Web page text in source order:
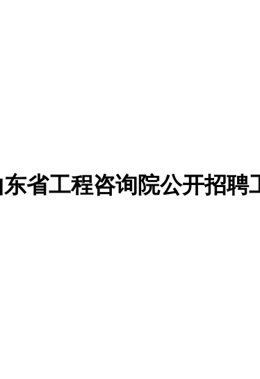
省工程咨询院公开招